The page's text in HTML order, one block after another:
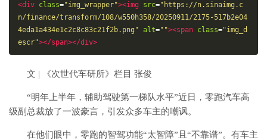
<div class="img_wrapper"><img src="https://n.sinaimg.c
n/finance/transform/108/w550h358/20250911/2175-517b2e04
4eda1a434e1c2c8c83c21f2b.png" alt=""><span class="img_d
escr"></span></div>
文 | 《次世代车研所》栏目 张俊
“明年上半年，辅助驾驶第一梯队水平”近日，零跑汽车高
级副总裁放了一波豪言，引发众多车主的嘲讽。
在他们眼中，零跑的智驾功能“太智障”且“不靠谱”。有车主